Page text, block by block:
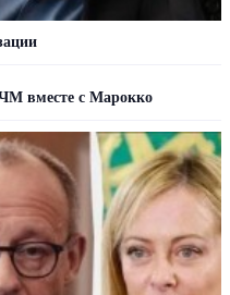
вместе с Марокко